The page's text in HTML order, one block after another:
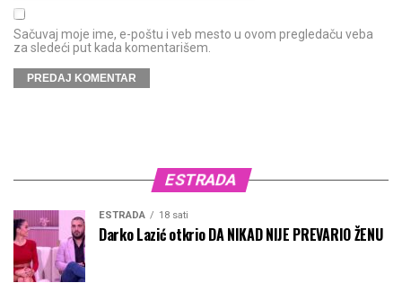
Sačuvaj moje ime, e-poštu i veb mesto u ovom pregledaču veba
za sledeći put kada komentarišem.
ESTRADA
ESTRADA 18 sati
Darko Lazić otkrio DA NIKAD NIJE PREVARIO ŽENU